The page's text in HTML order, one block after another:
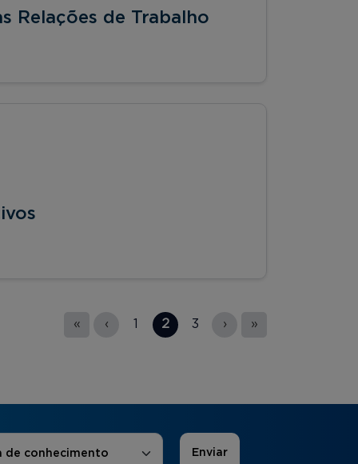
Relações de Trabalho
« ‹ 1 2 3 › »
Interesse
de conhecimento